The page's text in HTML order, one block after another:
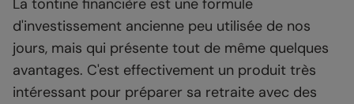
La tontine financière est une formule
d'investissement ancienne peu utilisée de nos
jours, mais qui présente tout de même quelques
avantages. C'est effectivement un produit très
intéressant pour préparer sa retraite avec des